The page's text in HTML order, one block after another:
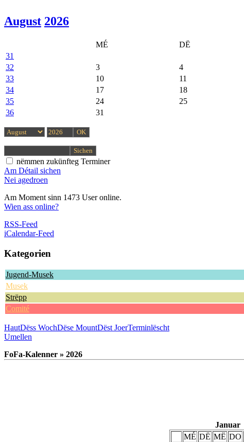
August 2026
MÉ DË
31
32
3 4
33
10 11
34
17 18
35
24 25
36
31
nëmmen zukünfteg Terminer
Am Détail sichen
Nei agedroen
Am Moment sinn 1473 User online.
Wien ass online?
RSS-Feed
iCalendar-Feed
Kategorien
Jugend-Musek
Musek
Strëpp
Comité
HautDëss WochDëse MountDëst JoerTerminlëscht
Umellen
FoFa-Kalenner » 2026
Januar
MÉ DË MË DO